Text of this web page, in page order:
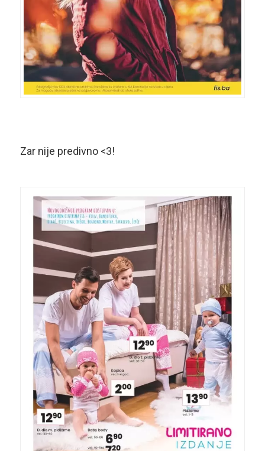
Zar nije predivno <3!